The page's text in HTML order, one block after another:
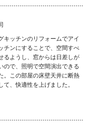
キッチンのリフォームでアイ
チンにすることで、空間すべ
るようし、窓からは日差しが
ので、照明で空間演出できる
。この部屋の床壁天井に断熱
、快適性を上げました。